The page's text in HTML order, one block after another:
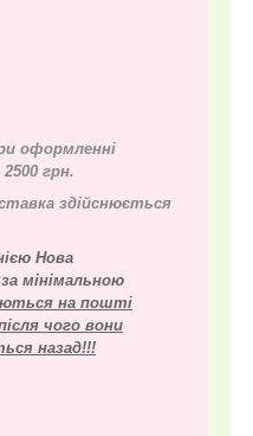
оформленні
грн.
здійснюється
Нова
мінімальною
на пошті
чого вони
назад!!!